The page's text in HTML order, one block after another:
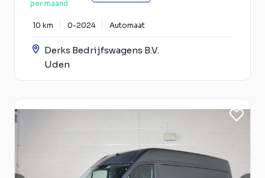
per maand
10 km 0-2024 Automaat
Derks Bedrijfswagens B.V.
Uden